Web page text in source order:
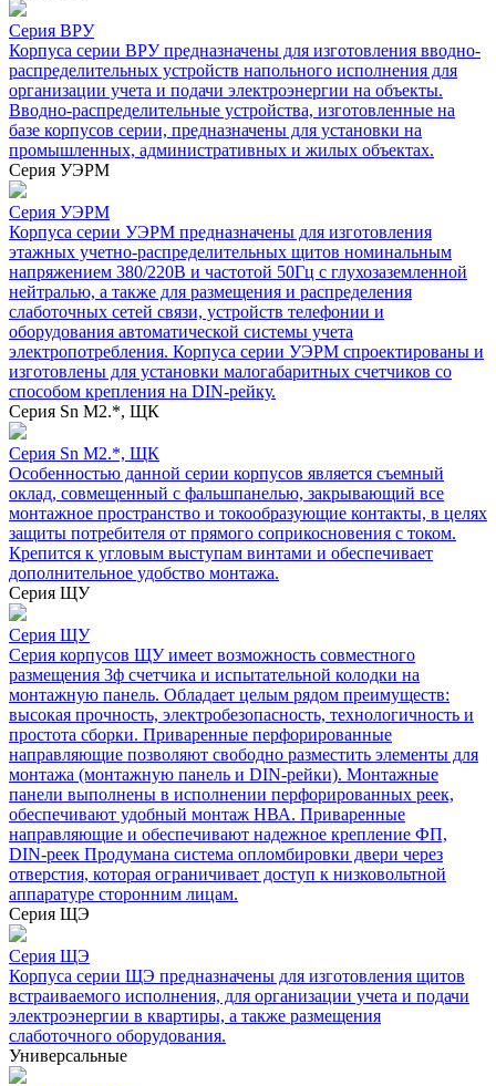
Серия ВРУ
Корпуса серии ВРУ предназначены для изготовления вводно-
распределительных устройств напольного исполнения для
организации учета и подачи электроэнергии на объекты.
Вводно-распределительные устройства, изготовленные на
базе корпусов серии, предназначены для установки на
промышленных, административных и жилых объектах.
Серия УЭРМ
Серия УЭРМ
Корпуса серии УЭРМ предназначены для изготовления
этажных учетно-распределительных щитов номинальным
напряжением 380/220В и частотой 50Гц с глухозаземленной
нейтралью, а также для размещения и распределения
слаботочных сетей связи, устройств телефонии и
оборудования автоматической системы учета
электропотребления. Корпуса серии УЭРМ спроектированы и
изготовлены для установки малогабаритных счетчиков со
способом крепления на DIN-рейку.
Серия Sn М2.*, ЩК
Серия Sn М2.*, ЩК
Особенностью данной серии корпусов является съемный
оклад, совмещенный с фальшпанелью, закрывающий все
монтажное пространство и токообразующие контакты, в целях
защиты потребителя от прямого соприкосновения с током.
Крепится к угловым выступам винтами и обеспечивает
дополнительное удобство монтажа.
Серия ЩУ
Серия ЩУ
Серия корпусов ЩУ имеет возможность совместного
размещения 3ф счетчика и испытательной колодки на
монтажную панель. Обладает целым рядом преимуществ:
высокая прочность, электробезопасность, технологичность и
простота сборки. Приваренные перфорированные
направляющие позволяют свободно разместить элементы для
монтажа (монтажную панель и DIN-рейки). Монтажные
панели выполнены в исполнении перфорированных реек,
обеспечивают удобный монтаж НВА. Приваренные
направляющие и обеспечивают надежное крепление ФП,
DIN-реек Продумана система опломбировки двери через
отверстия, которая ограничивает доступ к низковольтной
аппаратуре сторонним лицам.
Серия ЩЭ
Серия ЩЭ
Корпуса серии ЩЭ предназначены для изготовления щитов
встраиваемого исполнения, для организации учета и подачи
электроэнергии в квартиры, а также размещения
слаботочного оборудования.
Универсальные